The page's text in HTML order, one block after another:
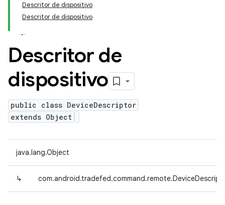
Descritor de dispositivo
Descritor de dispositivo
Descritor de
dispositivo
public class DeviceDescriptor
extends Object
java.lang.Object
↳